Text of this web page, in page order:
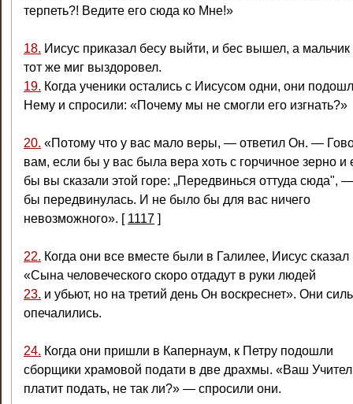
терпеть?! Ведите его сюда ко Мне!»
18. Иисус приказал бесу выйти, и бес вышел, а мальчик
тот же миг выздоровел.
19. Когда ученики остались с Иисусом одни, они
Нему и спросили: «Почему мы не смогли его изгнать?»
20. «Потому что у вас мало веры, — ответил Он. —
вам, если бы у вас была вера хоть с горчичное зерно и
бы вы сказали этой горе: „Передвинься оттуда сюда",
бы передвинулась. И не было бы для вас ничего
невозможного». [ 1117 ]
22. Когда они все вместе были в Галилее, Иисус сказал
«Сына человеческого скоро отдадут в руки людей
23. и убьют, но на третий день Он воскреснет». Они
опечалились.
24. Когда они пришли в Капернаум, к Петру подошли
сборщики храмовой подати в две драхмы. «Ваш
платит подать, не так ли?» — спросили они.